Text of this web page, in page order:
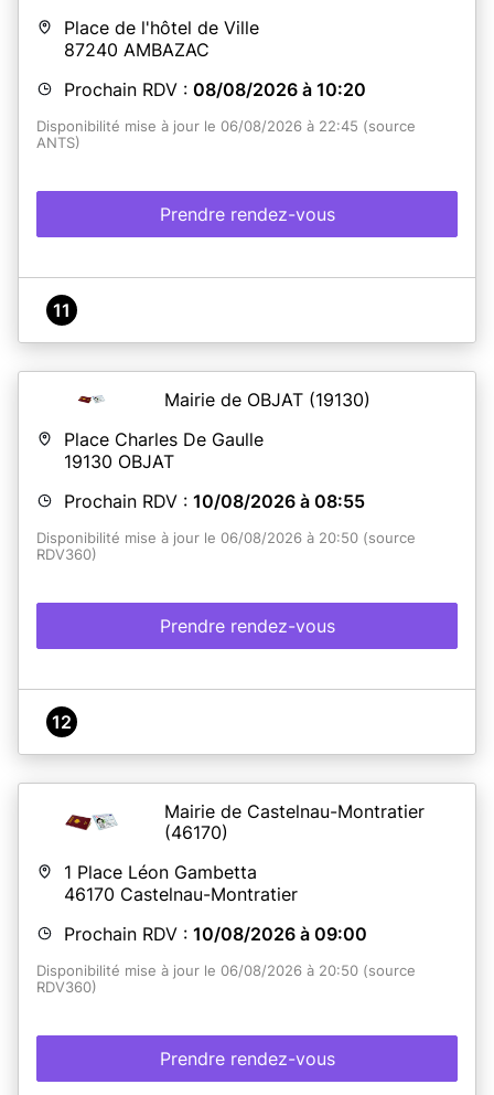
Place de l'hôtel de Ville
87240 AMBAZAC
Prochain RDV : 08/08/2026 à 10:20
Disponibilité mise à jour le 06/08/2026 à 22:45 (source
ANTS)
Prendre rendez-vous
11
Mairie de OBJAT (19130)
Place Charles De Gaulle
19130 OBJAT
Prochain RDV : 10/08/2026 à 08:55
Disponibilité mise à jour le 06/08/2026 à 20:50 (source
RDV360)
Prendre rendez-vous
12
Mairie de Castelnau-Montratier
(46170)
1 Place Léon Gambetta
46170 Castelnau-Montratier
Prochain RDV : 10/08/2026 à 09:00
Disponibilité mise à jour le 06/08/2026 à 20:50 (source
RDV360)
Prendre rendez-vous